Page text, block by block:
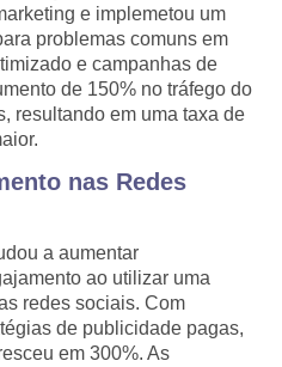
e implemetou um
problemas comuns em
e campanhas de
de 150% no tráfego do
resultando em uma taxa de
nas Redes
a aumentar
ao utilizar uma
redes sociais. Com
de publicidade pagas,
em 300%. As